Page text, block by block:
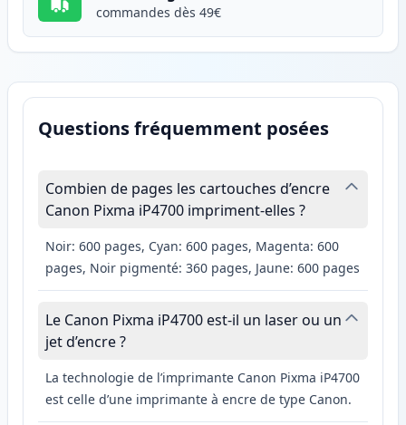
commandes dès 49€
Questions fréquemment posées
Combien de pages les cartouches d’encre
Canon Pixma iP4700 impriment-elles ?
Noir: 600 pages, Cyan: 600 pages, Magenta: 600
pages, Noir pigmenté: 360 pages, Jaune: 600 pages
Le Canon Pixma iP4700 est-il un laser ou un
jet d’encre ?
La technologie de l’imprimante Canon Pixma iP4700
est celle d’une imprimante à encre de type Canon.